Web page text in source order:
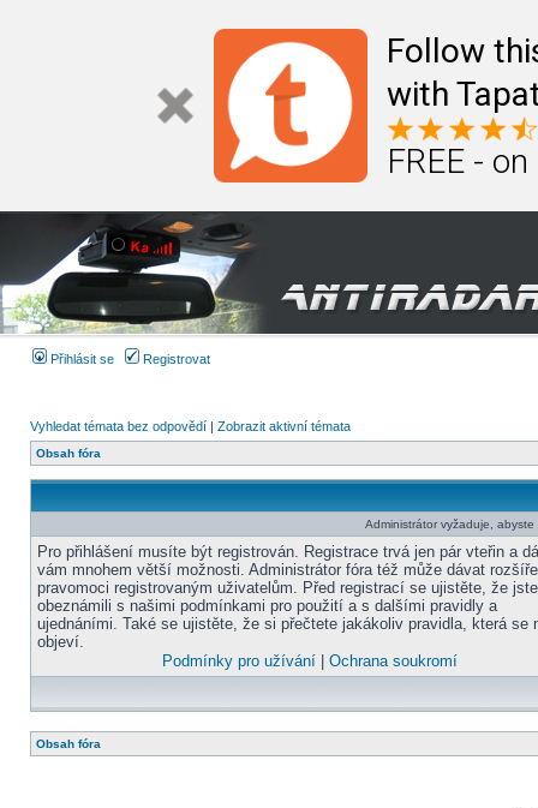
Follow
with
FREE -
Přihlásit se Registrovat
Vyhledat témata bez odpovědí | Zobrazit aktivní témata
Obsah fóra
Administrátor vyžaduje,
Pro přihlášení musíte být registrován. Registrace trvá jen pár vteřin a
vám mnohem větší možnosti. Administrátor fóra též může dávat
pravomoci registrovaným uživatelům. Před registrací se ujistěte, že
obeznámili s našimi podmínkami pro použití a s dalšími pravidly a
ujednáními. Také se ujistěte, že si přečtete jakákoliv pravidla, která se
objeví.
Podmínky pro užívání| Ochrana soukromí
Obsah fóra